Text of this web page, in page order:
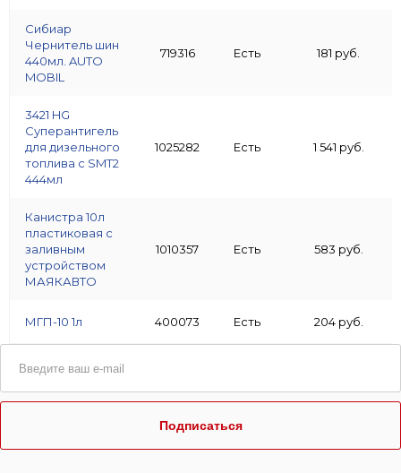
Сибиар
Чернитель шин
440мл. AUTO
MOBIL
3421 HG
Суперантигель
для дизельного
топлива с SMT2
444мл
Канистра 10л
пластиковая с
заливным
устройством
МАЯКАВТО
МГП-10 1л
719316 Есть 181 руб.
1025282 Есть 1 541 руб.
1010357 Есть 583 руб.
400073 Есть 204 руб.
Подписаться